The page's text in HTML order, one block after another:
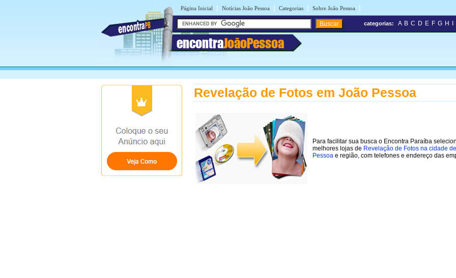
Página Inicial | Notícias João Pessoa | Categorias | Sobre João Pessoa |
encontraJoãoPessoa
categorias: A B C D E F G H
Revelação de Fotos em João Pessoa
Para facilitar sua busca o Encontra Paraíba
melhores lojas de Revelação de Fotos na cidade
Pessoa e região, com telefones e endereço das